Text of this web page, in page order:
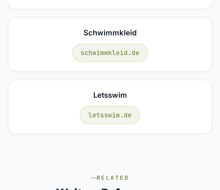
Schwimmkleid
schwimmkleid.de
Letsswim
letsswim.de
RELATED